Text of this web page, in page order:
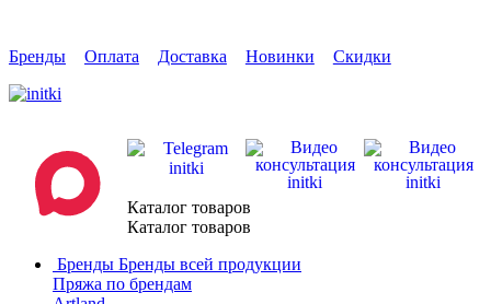
Бренды Оплата Доставка Новинки Скидки
Каталог товаров
Каталог товаров
Бренды Бренды всей продукции
Пряжа по брендам